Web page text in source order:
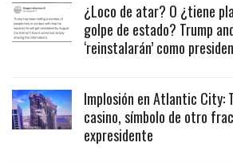
¿Loco de atar? O ¿tiene
golpe de estado? Trump
‘reinstalarán’ como
Implosión en Atlantic City:
casino, símbolo de otro
expresidente